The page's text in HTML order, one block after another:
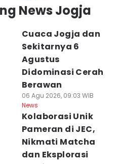
News Jogja
Cuaca Jogja dan
Sekitarnya 6
Agustus
Didominasi Cerah
Berawan
06 Agu 2026, 09:03 WIB
News
Kolaborasi Unik
Pameran di JEC,
Nikmati Matcha
dan Eksplorasi